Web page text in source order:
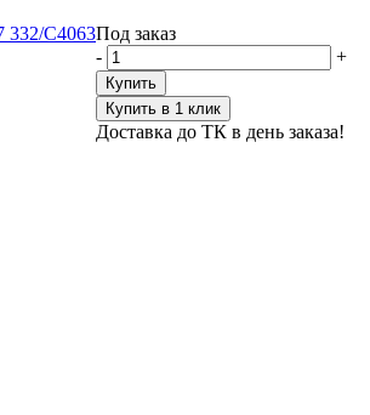
332/C4063Под заказ
-
+
Купить
Купить в 1 клик
Доставка до ТК в день заказа!